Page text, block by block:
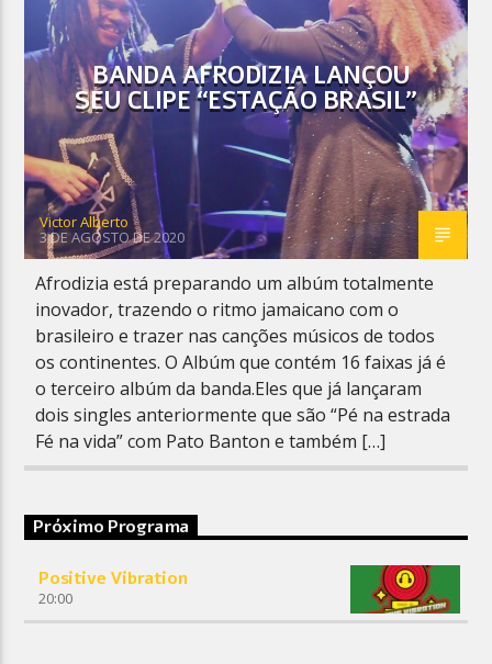
Planeta Reggae
BANDA AFRODIZIA LANÇOU
SEU CLIPE “ESTAÇÃO BRASIL”
Victor Alberto
3 DE AGOSTO DE 2020
Afrodizia está preparando um albúm totalmente
inovador, trazendo o ritmo jamaicano com o
brasileiro e trazer nas canções músicos de todos
os continentes. O Albúm que contém 16 faixas já é
o terceiro albúm da banda.Eles que já lançaram
dois singles anteriormente que são “Pé na estrada
Fé na vida” com Pato Banton e também […]
Próximo Programa
Positive Vibration
20:00